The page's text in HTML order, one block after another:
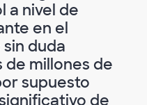
a nivel de
en el
duda
millones de
supuesto
de